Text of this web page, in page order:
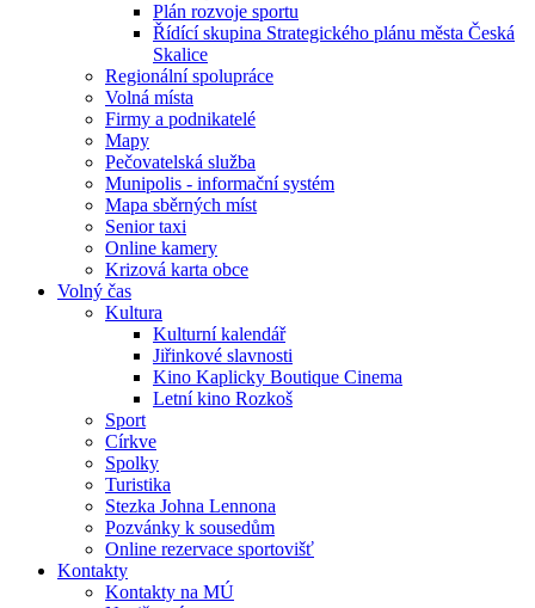
Plán rozvoje sportu
Řídící skupina Strategického plánu města Česká
Skalice
Regionální spolupráce
Volná místa
Firmy a podnikatelé
Mapy
Pečovatelská služba
Munipolis - informační systém
Mapa sběrných míst
Senior taxi
Online kamery
Krizová karta obce
Volný čas
Kultura
Kulturní kalendář
Jiřinkové slavnosti
Kino Kaplicky Boutique Cinema
Letní kino Rozkoš
Sport
Církve
Spolky
Turistika
Stezka Johna Lennona
Pozvánky k sousedům
Online rezervace sportovišť
Kontakty
Kontakty na MÚ